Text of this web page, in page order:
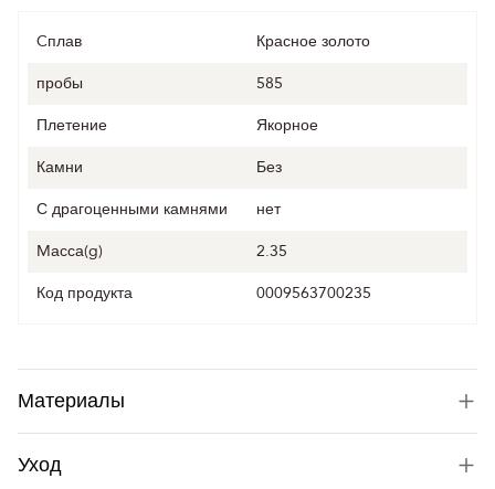
Cплав
Красное золото
пробы
585
Плетение
Якорное
Камни
Без
С драгоценными камнями
нет
Mасса(g)
2.35
Код продукта
0009563700235
Материалы
Уход